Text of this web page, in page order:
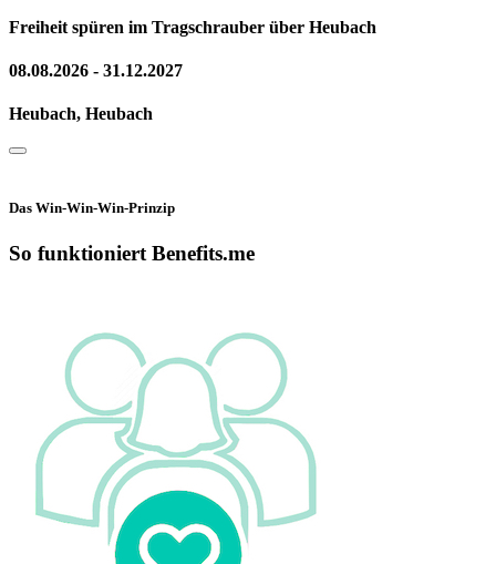
Freiheit spüren im Tragschrauber über Heubach
08.08.2026 - 31.12.2027
Heubach, Heubach
Das Win-Win-Win-Prinzip
So funktioniert Benefits.me